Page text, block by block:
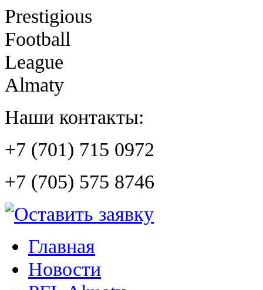
Prestigious
Football
League
Almaty
Наши контакты:
+7 (701) 715 0972
+7 (705) 575 8746
Главная
Новости